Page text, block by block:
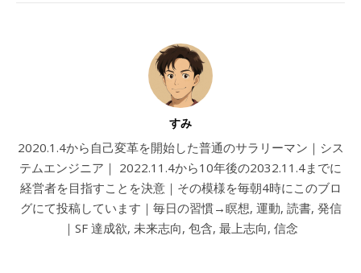
すみ
2020.1.4から自己変革を開始した普通のサラリーマン｜シス
テムエンジニア｜ 2022.11.4から10年後の2032.11.4までに
経営者を目指すことを決意｜その模様を毎朝4時にこのブロ
グにて投稿しています｜毎日の習慣→瞑想, 運動, 読書, 発信
｜SF 達成欲, 未来志向, 包含, 最上志向, 信念